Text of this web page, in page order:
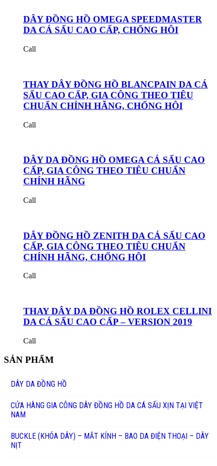
DÂY ĐỒNG HỒ OMEGA SPEEDMASTER
DA CÁ SẤU CAO CẤP, CHỐNG HÔI
Call
THAY DÂY ĐỒNG HỒ BLANCPAIN DA CÁ
SẤU CAO CẤP, GIA CÔNG THEO TIÊU
CHUẨN CHÍNH HÃNG, CHỐNG HÔI
Call
DÂY DA ĐỒNG HỒ OMEGA CÁ SẤU CAO
CẤP, GIA CÔNG THEO TIÊU CHUẨN
CHÍNH HÃNG
Call
DÂY ĐỒNG HỒ ZENITH DA CÁ SẤU CAO
CẤP, GIA CÔNG THEO TIÊU CHUẨN
CHÍNH HÃNG, CHỐNG HÔI
Call
THAY DÂY DA ĐỒNG HỒ ROLEX CELLINI
DA CÁ SẤU CAO CẤP – VERSION 2019
Call
SẢN PHẨM
DÂY DA ĐỒNG HỒ
CỬA HÀNG GIA CÔNG DÂY ĐỒNG HỒ DA CÁ SẤU XỊN TẠI VIỆT
NAM
BUCKLE (KHÓA DÂY) – MẮT KÍNH – BAO DA ĐIỆN THOẠI – DÂY
NỊT